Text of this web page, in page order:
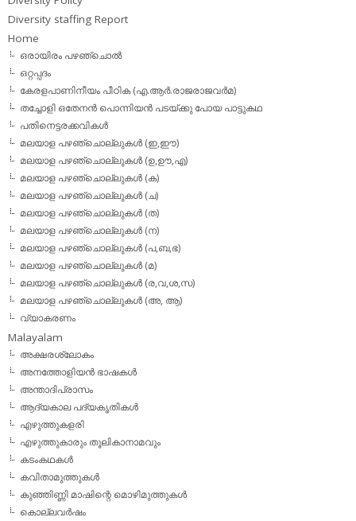
Diversity staffing Report
Home
ഒരായിരം പഴഞ്ചൊല്‍
ഒറ്റപ്പദം
കേരളപാണിനീയം പീഠിക (എ.ആര്‍.രാജരാജവര്‍മ)
തച്ചോളി ഒതേനൻ പൊന്നിയൻ പടയ്‌ക്കു പോയ പാട്ടുകഥ
പതിനെട്ടരക്കവികള്‍
മലയാള പഴഞ്ചൊല്ലുകള്‍ (ഇ,ഈ)
മലയാള പഴഞ്ചൊല്ലുകള്‍ (ഉ,ഊ,എ)
മലയാള പഴഞ്ചൊല്ലുകള്‍ (ക)
മലയാള പഴഞ്ചൊല്ലുകള്‍ (ച)
മലയാള പഴഞ്ചൊല്ലുകള്‍ (ത)
മലയാള പഴഞ്ചൊല്ലുകള്‍ (ന)
മലയാള പഴഞ്ചൊല്ലുകള്‍ (പ,ബ,ഭ)
മലയാള പഴഞ്ചൊല്ലുകള്‍ (മ)
മലയാള പഴഞ്ചൊല്ലുകള്‍ (ര,വ,ശ,സ)
മലയാള പഴഞ്ചൊല്ലുകൾ (അ, ആ)
വ്യാകരണം
Malayalam
അക്ഷരശ്ലോകം
അനത്തോളിയന്‍ ഭാഷകള്‍
അന്താദിപ്രാസം
ആദ്യകാല പദ്യകൃതികള്‍
എഴുത്തുകളരി
എഴുത്തുകാരും തൂലികാനാമവും
കടംകഥകള്‍
കവിതാമുത്തുകള്‍
കുഞ്ഞിണ്ണി മാഷിന്റെ മൊഴിമുത്തുകള്‍
കൊല്ലവര്‍ഷം